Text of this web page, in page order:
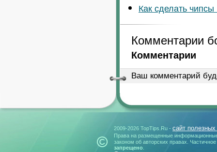
Как сделать
Комментарии
Комментарии
Ваш комментарий
2009-2026 TopTips.Ru - сайт полезных
Права на размещенные
законом об авторских правах.
запрещено